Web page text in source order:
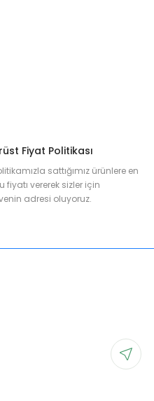
Fiyat Politikası
sattığımız ürünlere en
fiyatı vererek sizler için
adresi oluyoruz.